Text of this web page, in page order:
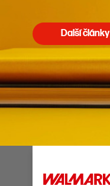
Další články